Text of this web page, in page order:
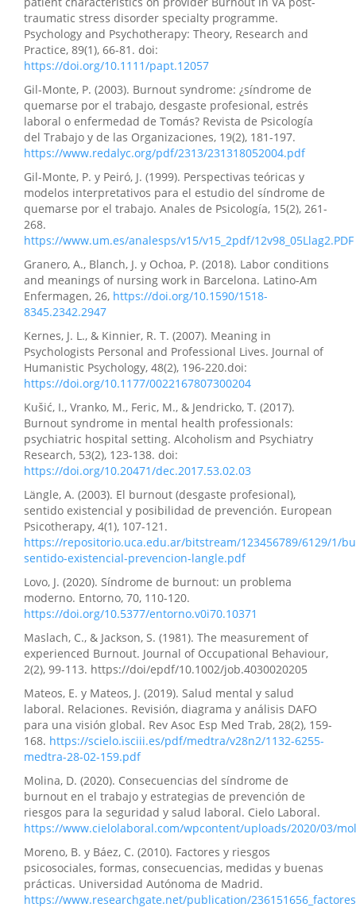
traumatic stress disorder specialty programme.
Psychology and Psychotherapy: Theory, Research and
Practice, 89(1), 66-81. doi:
https://doi.org/10.1111/papt.12057
Gil-Monte, P. (2003). Burnout syndrome: ¿síndrome de
quemarse por el trabajo, desgaste profesional, estrés
laboral o enfermedad de Tomás? Revista de Psicología
del Trabajo y de las Organizaciones, 19(2), 181-197.
https://www.redalyc.org/pdf/2313/231318052004.pdf
Gil-Monte, P. y Peiró, J. (1999). Perspectivas teóricas y
modelos interpretativos para el estudio del síndrome de
quemarse por el trabajo. Anales de Psicología, 15(2), 261-
268.
https://www.um.es/analesps/v15/v15_2pdf/12v98_05Llag2.PDF
Granero, A., Blanch, J. y Ochoa, P. (2018). Labor conditions
and meanings of nursing work in Barcelona. Latino-Am
Enfermagen, 26, https://doi.org/10.1590/1518-
8345.2342.2947
Kernes, J. L., & Kinnier, R. T. (2007). Meaning in
Psychologists Personal and Professional Lives. Journal of
Humanistic Psychology, 48(2), 196-220.doi:
https://doi.org/10.1177/0022167807300204
Kušić, I., Vranko, M., Feric, M., & Jendricko, T. (2017).
Burnout syndrome in mental health professionals:
psychiatric hospital setting. Alcoholism and Psychiatry
Research, 53(2), 123-138. doi:
https://doi.org/10.20471/dec.2017.53.02.03
Längle, A. (2003). El burnout (desgaste profesional),
sentido existencial y posibilidad de prevención. European
Psicotherapy, 4(1), 107-121.
https://repositorio.uca.edu.ar/bitstream/123456789/6129/1/
sentido-existencial-prevencion-langle.pdf
Lovo, J. (2020). Síndrome de burnout: un problema
moderno. Entorno, 70, 110-120.
https://doi.org/10.5377/entorno.v0i70.10371
Maslach, C., & Jackson, S. (1981). The measurement of
experienced Burnout. Journal of Occupational Behaviour,
2(2), 99-113. https://doi/epdf/10.1002/job.4030020205
Mateos, E. y Mateos, J. (2019). Salud mental y salud
laboral. Relaciones. Revisión, diagrama y análisis DAFO
para una visión global. Rev Asoc Esp Med Trab, 28(2), 159-
168. https://scielo.isciii.es/pdf/medtra/v28n2/1132-6255-
medtra-28-02-159.pdf
Molina, D. (2020). Consecuencias del síndrome de
burnout en el trabajo y estrategias de prevención de
riesgos para la seguridad y salud laboral. Cielo Laboral.
https://www.cielolaboral.com/wpcontent/uploads/2020/03/
Moreno, B. y Báez, C. (2010). Factores y riesgos
psicosociales, formas, consecuencias, medidas y buenas
prácticas. Universidad Autónoma de Madrid.
https://www.researchgate.net/publication/